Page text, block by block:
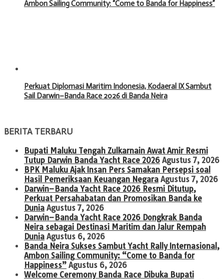
Ambon Sailing Community: “Come to Banda for Happiness”
Perkuat Diplomasi Maritim Indonesia, Kodaeral IX Sambut
Sail Darwin–Banda Race 2026 di Banda Neira
BERITA TERBARU
Bupati Maluku Tengah Zulkarnain Awat Amir Resmi
Tutup Darwin Banda Yacht Race 2026 Agustus 7, 2026
BPK Maluku Ajak Insan Pers Samakan Persepsi soal
Hasil Pemeriksaan Keuangan Negara Agustus 7, 2026
Darwin–Banda Yacht Race 2026 Resmi Ditutup,
Perkuat Persahabatan dan Promosikan Banda ke
Dunia Agustus 7, 2026
Darwin–Banda Yacht Race 2026 Dongkrak Banda
Neira sebagai Destinasi Maritim dan Jalur Rempah
Dunia Agustus 6, 2026
Banda Neira Sukses Sambut Yacht Rally Internasional,
Ambon Sailing Community: “Come to Banda for
Happiness” Agustus 6, 2026
Welcome Ceremony Banda Race Dibuka Bupati